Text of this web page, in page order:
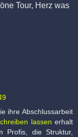
Tour, Herz was
ihre Abschlussarbeit
lassen erhalt
Profis, die Struktur,